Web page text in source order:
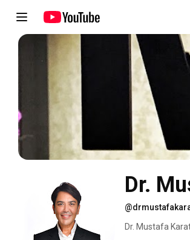
Dr.
Dr. Mustafa